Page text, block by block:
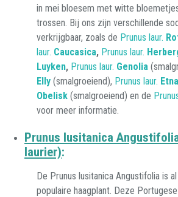
in mei bloesem met witte
trossen. Bij ons zijn verschillende
verkrijgbaar, zoals de Prunus laur.
laur. Caucasica, Prunus laur.
Luyken, Prunus laur. Genolia
Elly (smalgroeiend), Prunus laur. Etna
Obelisk (smalgroeiend) en de
voor meer informatie.
Prunus lusitanica
laurier):
De Prunus lusitanica Angustifolia is
populaire haagplant. Deze Portugese